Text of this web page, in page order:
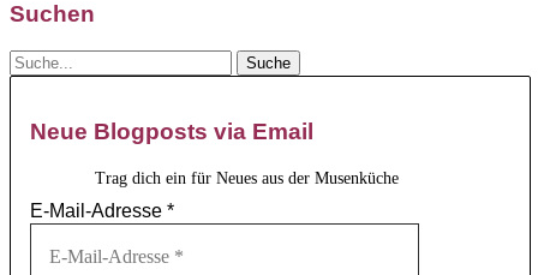
Suchen
Neue Blogposts via Email
Trag dich ein für Neues aus der Musenküche
E-Mail-Adresse *